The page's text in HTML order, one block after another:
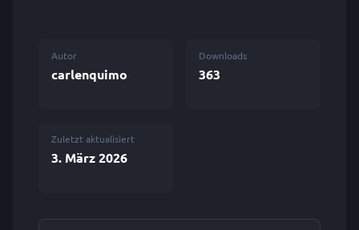
Autor
carlenquimo
Downloads
363
Zuletzt aktualisiert
3. März 2026